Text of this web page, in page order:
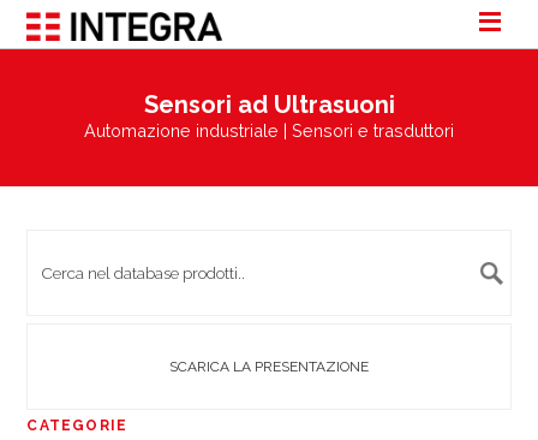
Sensori ad Ultrasuoni
Automazione industriale | Sensori e trasduttori
SCARICA LA PRESENTAZIONE
CATEGORIE